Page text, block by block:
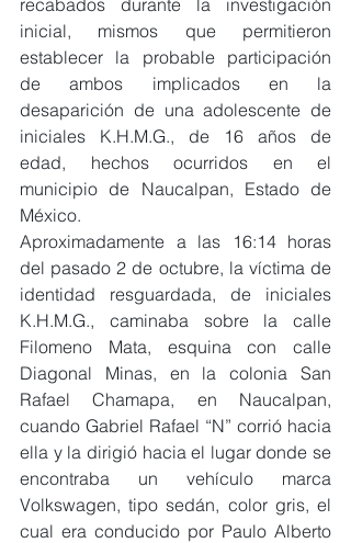
recabados durante la investigación
inicial, mismos que permitieron
establecer la probable participación
de ambos implicados en la
desaparición de una adolescente de
iniciales K.H.M.G., de 16 años de
edad, hechos ocurridos en el
municipio de Naucalpan, Estado de
México.
Aproximadamente a las 16:14 horas
del pasado 2 de octubre, la víctima de
identidad resguardada, de iniciales
K.H.M.G., caminaba sobre la calle
Filomeno Mata, esquina con calle
Diagonal Minas, en la colonia San
Rafael Chamapa, en Naucalpan,
cuando Gabriel Rafael “N” corrió hacia
ella y la dirigió hacia el lugar donde se
encontraba un vehículo marca
Volkswagen, tipo sedán, color gris, el
cual era conducido por Paulo Alberto